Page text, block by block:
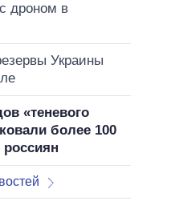
дроном в
Украины
«теневого
более 100
россиян